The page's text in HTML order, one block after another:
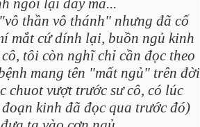
ngồi lại đây mà...
thần vô thánh" nhưng đã cố
mắt cứ dính lại, buồn ngủ kinh
tôi còn nghĩ chỉ cần đọc theo
mang tên "mất ngủ" trên đời
chuot vượt trước sư cô, có lúc
kinh đã đọc qua trước đó)